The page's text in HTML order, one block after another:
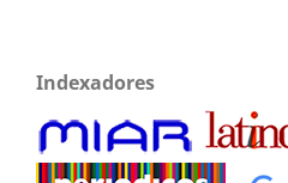
Indexadores